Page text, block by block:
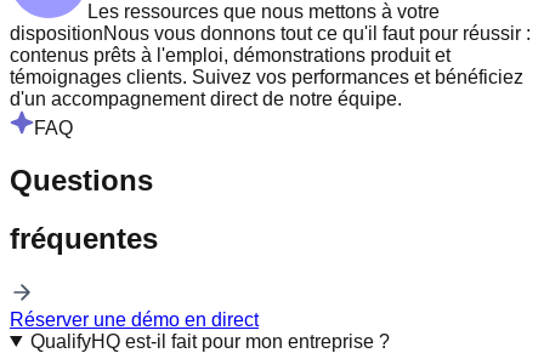
Les ressources que nous mettons à votre
dispositionNous vous donnons tout ce qu'il faut pour réussir :
contenus prêts à l'emploi, démonstrations produit et
témoignages clients. Suivez vos performances et bénéficiez
d'un accompagnement direct de notre équipe.
FAQ
Questions
fréquentes
Réserver une démo en direct
QualifyHQ est-il fait pour mon entreprise ?